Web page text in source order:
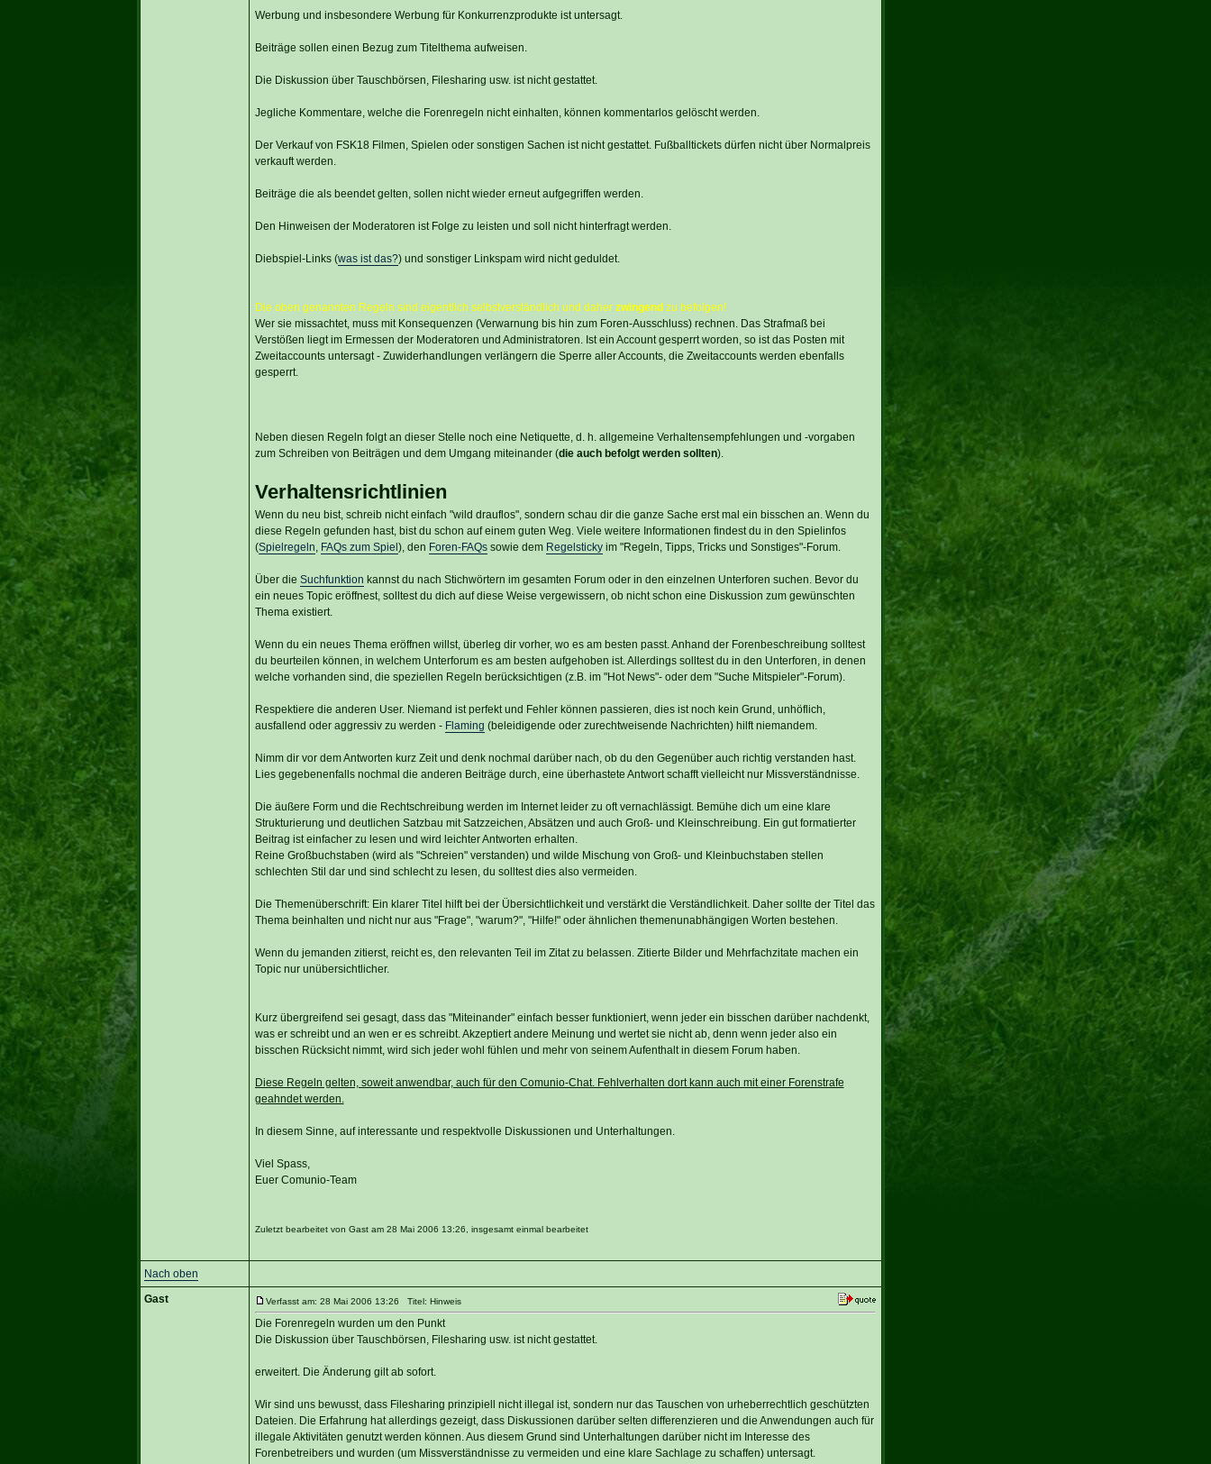
Werbung und insbesondere Werbung für Konkurrenzprodukte ist untersagt.
Beiträge sollen einen Bezug zum Titelthema aufweisen.
Die Diskussion über Tauschbörsen, Filesharing usw. ist nicht gestattet.
Jegliche Kommentare, welche die Forenregeln nicht einhalten, können kommentarlos gelöscht werden.
Der Verkauf von FSK18 Filmen, Spielen oder sonstigen Sachen ist nicht gestattet. Fußballtickets dürfen nicht über Normalpreis
verkauft werden.
Beiträge die als beendet gelten, sollen nicht wieder erneut aufgegriffen werden.
Den Hinweisen der Moderatoren ist Folge zu leisten und soll nicht hinterfragt werden.
Diebspiel-Links (was ist das?) und sonstiger Linkspam wird nicht geduldet.
Die oben genannten Regeln sind eigentlich selbstverständlich und daher zwingendzu befolgen!
Wer sie missachtet, muss mit Konsequenzen (Verwarnung bis hin zum Foren-Ausschluss) rechnen. Das Strafmaß bei
Verstößen liegt im Ermessen der Moderatoren und Administratoren. Ist ein Account gesperrt worden, so ist das Posten mit
Zweitaccounts untersagt - Zuwiderhandlungen verlängern die Sperre aller Accounts, die Zweitaccounts werden ebenfalls
gesperrt.
Neben diesen Regeln folgt an dieser Stelle noch eine Netiquette, d. h. allgemeine Verhaltensempfehlungen und -vorgaben
zum Schreiben von Beiträgen und dem Umgang miteinander (die auch befolgt werden sollten).
Verhaltensrichtlinien
Wenn du neu bist, schreib nicht einfach "wild drauflos", sondern schau dir die ganze Sache erst mal ein bisschen an. Wenn du
diese Regeln gefunden hast, bist du schon auf einem guten Weg. Viele weitere Informationen findest du in den Spielinfos
(Spielregeln, FAQs zum Spiel), den Foren-FAQssowie dem Regelstickyim "Regeln, Tipps, Tricks und Sonstiges"-Forum.
Über die Suchfunktion kannst du nach Stichwörtern im gesamten Forum oder in den einzelnen Unterforen suchen. Bevor du
ein neues Topic eröffnest, solltest du dich auf diese Weise vergewissern, ob nicht schon eine Diskussion zum gewünschten
Thema existiert.
Wenn du ein neues Thema eröffnen willst, überleg dir vorher, wo es am besten passt. Anhand der Forenbeschreibung solltest
du beurteilen können, in welchem Unterforum es am besten aufgehoben ist. Allerdings solltest du in den Unterforen, in denen
welche vorhanden sind, die speziellen Regeln berücksichtigen (z.B. im "Hot News"- oder dem "Suche Mitspieler"-Forum).
Respektiere die anderen User. Niemand ist perfekt und Fehler können passieren, dies ist noch kein Grund, unhöflich,
ausfallend oder aggressiv zu werden - Flaming (beleidigende oder zurechtweisende Nachrichten) hilft niemandem.
Nimm dir vor dem Antworten kurz Zeit und denk nochmal darüber nach, ob du den Gegenüber auch richtig verstanden hast.
Lies gegebenenfalls nochmal die anderen Beiträge durch, eine überhastete Antwort schafft vielleicht nur Missverständnisse.
Die äußere Form und die Rechtschreibung werden im Internet leider zu oft vernachlässigt. Bemühe dich um eine klare
Strukturierung und deutlichen Satzbau mit Satzzeichen, Absätzen und auch Groß- und Kleinschreibung. Ein gut formatierter
Beitrag ist einfacher zu lesen und wird leichter Antworten erhalten.
Reine Großbuchstaben (wird als "Schreien" verstanden) und wilde Mischung von Groß- und Kleinbuchstaben stellen
schlechten Stil dar und sind schlecht zu lesen, du solltest dies also vermeiden.
Die Themenüberschrift: Ein klarer Titel hilft bei der Übersichtlichkeit und verstärkt die Verständlichkeit. Daher sollte der Titel das
Thema beinhalten und nicht nur aus "Frage", "warum?", "Hilfe!" oder ähnlichen themenunabhängigen Worten bestehen.
Wenn du jemanden zitierst, reicht es, den relevanten Teil im Zitat zu belassen. Zitierte Bilder und Mehrfachzitate machen ein
Topic nur unübersichtlicher.
Kurz übergreifend sei gesagt, dass das "Miteinander" einfach besser funktioniert, wenn jeder ein bisschen darüber nachdenkt,
was er schreibt und an wen er es schreibt. Akzeptiert andere Meinung und wertet sie nicht ab, denn wenn jeder also ein
bisschen Rücksicht nimmt, wird sich jeder wohl fühlen und mehr von seinem Aufenthalt in diesem Forum haben.
Diese Regeln gelten, soweit anwendbar, auch für den Comunio-Chat. Fehlverhalten dort kann auch mit einer Forenstrafe
geahndet werden.
In diesem Sinne, auf interessante und respektvolle Diskussionen und Unterhaltungen.
Viel Spass,
Euer Comunio-Team
Zuletzt bearbeitet von Gast am 28 Mai 2006 13:26, insgesamt einmal bearbeitet
Nach oben
Gast
Verfasst am: 28 Mai 2006 13:26 Titel: Hinweis
Die Forenregeln wurden um den Punkt
Die Diskussion über Tauschbörsen, Filesharing usw. ist nicht gestattet.
erweitert. Die Änderung gilt ab sofort.
Wir sind uns bewusst, dass Filesharing prinzipiell nicht illegal ist, sondern nur das Tauschen von urheberrechtlich geschützten
Dateien. Die Erfahrung hat allerdings gezeigt, dass Diskussionen darüber selten differenzieren und die Anwendungen auch für
illegale Aktivitäten genutzt werden können. Aus diesem Grund sind Unterhaltungen darüber nicht im Interesse des
Forenbetreibers und wurden (um Missverständnisse zu vermeiden und eine klare Sachlage zu schaffen) untersagt.